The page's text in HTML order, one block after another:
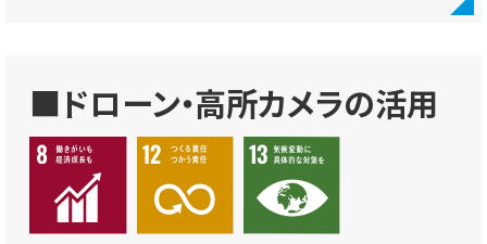
■ドローン・高所カメラの活用